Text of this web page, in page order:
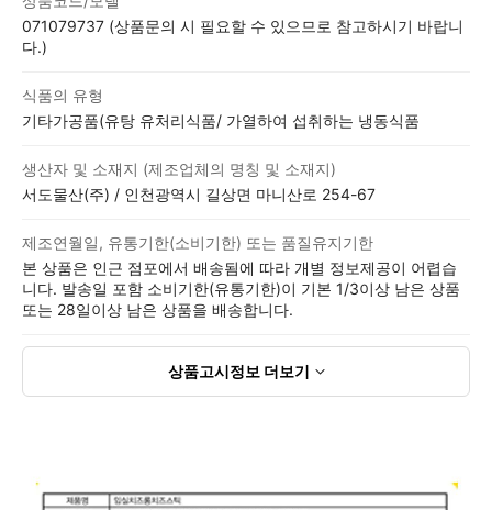
071079737 (상품문의 시 필요할 수 있으므로 참고하시기 바랍니
다.)
식품의 유형
기타가공품(유탕 유처리식품/ 가열하여 섭취하는 냉동식품
생산자 및 소재지 (제조업체의 명칭 및 소재지)
서도물산(주) / 인천광역시 길상면 마니산로 254-67
제조연월일, 유통기한(소비기한) 또는 품질유지기한
본 상품은 인근 점포에서 배송됨에 따라 개별 정보제공이 어렵습
니다. 발송일 포함 소비기한(유통기한)이 기본 1/3이상 남은 상품
또는 28일이상 남은 상품을 배송합니다.
상품고시정보 더보기